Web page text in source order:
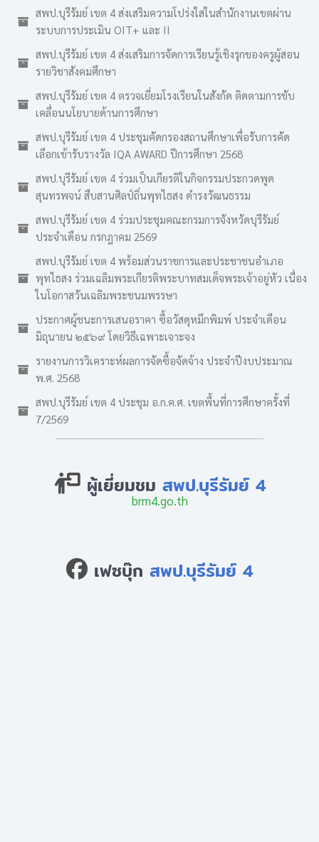
สพป.บุรีรัมย์ เขต 4 ส่งเสริมความโปร่งใสในสำนักงานเขตผ่าน
ระบบการประเมิน OIT+ และ II
สพป.บุรีรัมย์ เขต 4 ส่งเสริมการจัดการเรียนรู้เชิงรุกของครูผู้สอน
รายวิชาสังคมศึกษา
สพป.บุรีรัมย์ เขต 4 ตรวจเยี่ยมโรงเรียนในสังกัด ติดตามการขับ
เคลื่อนนโยบายด้านการศึกษา
สพป.บุรีรัมย์ เขต 4 ประชุมคัดกรองสถานศึกษาเพื่อรับการคัด
เลือกเข้ารับรางวัล IQA AWARD ปีการศึกษา 2568
สพป.บุรีรัมย์ เขต 4 ร่วมเป็นเกียรติในกิจกรรมประกวดพูด
สุนทรพจน์ สืบสานศิลป์ถิ่นพุทไธสง ดำรงวัฒนธรรม
สพป.บุรีรัมย์ เขต 4 ร่วมประชุมคณะกรมการจังหวัดบุรีรัมย์
ประจำเดือน กรกฎาคม 2569
สพป.บุรีรัมย์ เขต 4 พร้อมส่วนราชการและประชาชนอำเภอ
พุทไธสง ร่วมเฉลิมพระเกียรติพระบาทสมเด็จพระเจ้าอยู่หัว เนื่อง
ในโอกาสวันเฉลิมพระชนมพรรษา
ประกาศผู้ชนะการเสนอราคา ซื้อวัสดุหมึกพิมพ์ ประจำเดือน
มิถุนายน ๒๕๖๙ โดยวิธีเฉพาะเจาะจง
รายงานการวิเคราะห์ผลการจัดซื้อจัดจ้าง ประจำปีงบประมาณ
พ.ศ. 2568
สพป.บุรีรัมย์ เขต 4 ประชุม อ.ก.ค.ศ. เขตพื้นที่การศึกษาครั้งที่
7/2569
ผู้เยี่ยมชม สพป.บุรีรัมย์ 4
brm4.go.th
เฟซบุ๊ก สพป.บุรีรัมย์ 4